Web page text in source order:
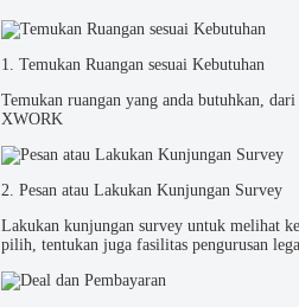
1. Temukan Ruangan sesuai Kebutuhan
Temukan ruangan yang anda butuhkan,
XWORK
2. Pesan atau Lakukan Kunjungan Survey
Lakukan kunjungan survey untuk melihat
pilih, tentukan juga fasilitas pengurusan